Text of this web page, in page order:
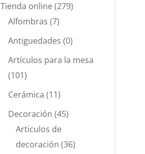
Tienda online (279)
Alfombras (7)
Antiguedades (0)
Artículos para la mesa
(101)
Cerámica (11)
Decoración (45)
Articulos de
decoración (36)